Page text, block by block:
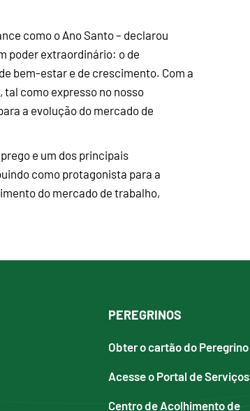
como o Ano Santo – declarou
poder extraordinário: o de
bem-estar e de crescimento. Com a
como expresso no nosso
a evolução do mercado de
e um dos principais
como protagonista para a
do mercado de trabalho,
PEREGRINOS
Obter o cartão do Peregrino
Acesse o Portal de Serviços
Centro de Acolhimento de